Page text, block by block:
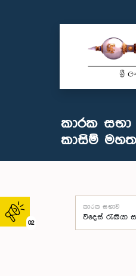
02
කාරක
කාසිම්
කාරක සභාව